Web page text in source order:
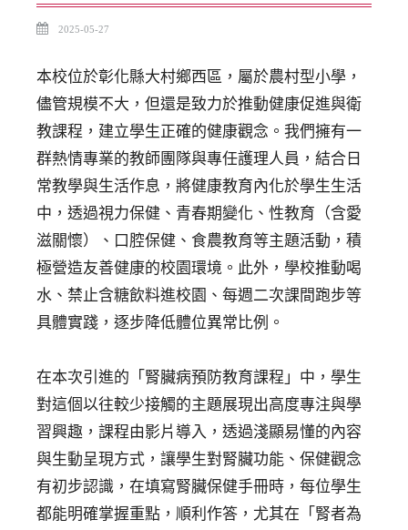
2025-05-27
本校位於彰化縣大村鄉西區，屬於農村型小學，
儘管規模不大，但還是致力於推動健康促進與衛
教課程，建立學生正確的健康觀念。我們擁有一
群熱情專業的教師團隊與專任護理人員，結合日
常教學與生活作息，將健康教育內化於學生生活
中，透過視力保健、青春期變化、性教育（含愛
滋關懷）、口腔保健、食農教育等主題活動，積
極營造友善健康的校園環境。此外，學校推動喝
水、禁止含糖飲料進校園、每週二次課間跑步等
具體實踐，逐步降低體位異常比例。
在本次引進的「腎臟病預防教育課程」中，學生
對這個以往較少接觸的主題展現出高度專注與學
習興趣，課程由影片導入，透過淺顯易懂的內容
與生動呈現方式，讓學生對腎臟功能、保健觀念
有初步認識，在填寫腎臟保健手冊時，每位學生
都能明確掌握重點，順利作答，尤其在「腎者為